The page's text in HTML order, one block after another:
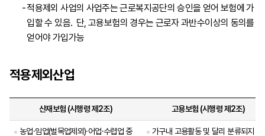
적용제외 사업의 사업주는 근로복지공단의 승인을 얻어 보험에 가
입할 수 있음. 단, 고용보험의 경우는 근로자 과반수이상의 동의를
얻어야 가입가능
적용제외산업
산재보험 (시행령 제2조) 고용보험 (시행령 제2조)
농업·임업(벌목업제외)·어업·수렵업 중
가구내 고용활동 및 달리 분류되지 아